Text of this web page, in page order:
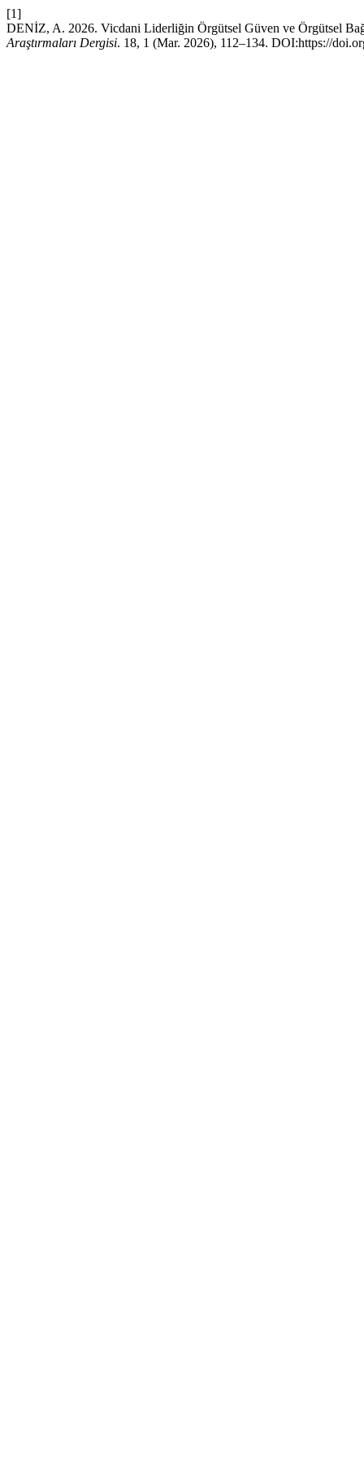
[1]
DENİZ, A. 2026. Vicdani Liderliğin Örgütsel Güven ve Örgütsel
Araştırmaları Dergisi. 18, 1 (Mar. 2026), 112–134. DOI:https://